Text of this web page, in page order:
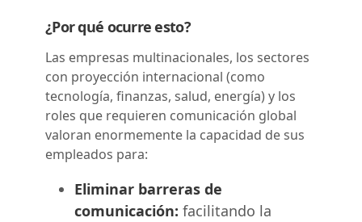
¿Por qué ocurre esto?
Las empresas multinacionales, los sectores
con proyección internacional (como
tecnología, finanzas, salud, energía) y los
roles que requieren comunicación global
valoran enormemente la capacidad de sus
empleados para:
Eliminar barreras de
comunicación: facilitando la